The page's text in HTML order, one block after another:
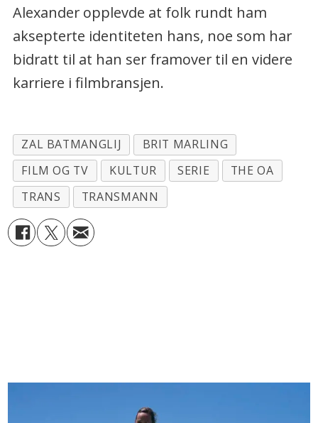
Alexander opplevde at folk rundt ham
aksepterte identiteten hans, noe som har
bidratt til at han ser framover til en videre
karriere i filmbransjen.
ZAL BATMANGLIJ
BRIT MARLING
FILM OG TV
KULTUR SERIE
THE OA
TRANS
TRANSMANN